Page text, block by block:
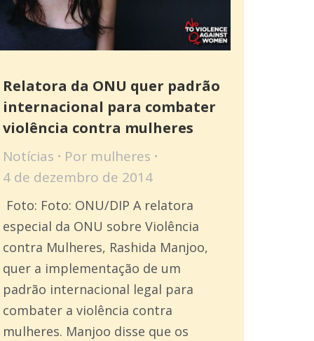
Relatora da ONU quer padrão
internacional para combater
violência contra mulheres
Notícias Por mulheres
4 de dezembro de 2014
Foto: Foto: ONU/DIP A relatora
especial da ONU sobre Violência
contra Mulheres, Rashida Manjoo,
quer a implementação de um
padrão internacional legal para
combater a violência contra
mulheres. Manjoo disse que os